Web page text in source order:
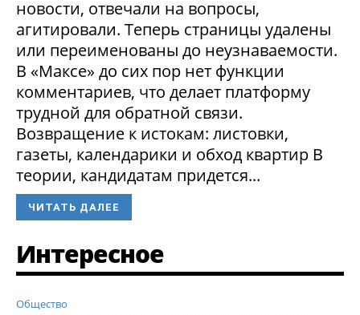
новости, отвечали на вопросы,
агитировали. Теперь страницы удалены
или переименованы до неузнаваемости.
В «Максе» до сих пор нет функции
комментариев, что делает платформу
трудной для обратной связи.
Возвращение к истокам: листовки,
газеты, календарики и обход квартир В
теории, кандидатам придется...
ЧИТАТЬ ДАЛЕЕ
Интересное
Общество